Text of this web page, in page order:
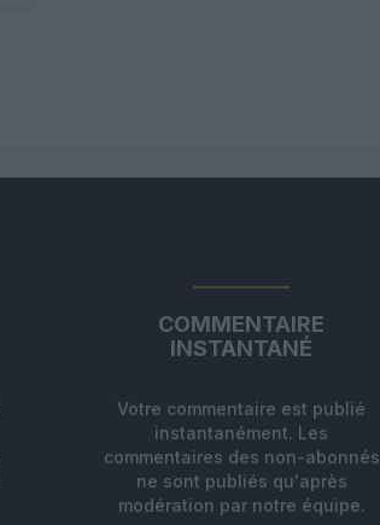
COMMENTAIRE
INSTANTANÉ
Votre commentaire est publié
instantanément. Les
commentaires des non-abonnés
ne sont publiés qu'après
modération par notre équipe.